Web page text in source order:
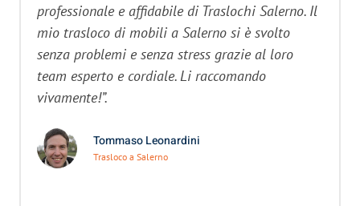
professionale e affidabile di Traslochi Salerno. Il
mio trasloco di mobili a Salerno si è svolto
senza problemi e senza stress grazie al loro
team esperto e cordiale. Li raccomando
vivamente!”.
Tommaso Leonardini
Trasloco a Salerno